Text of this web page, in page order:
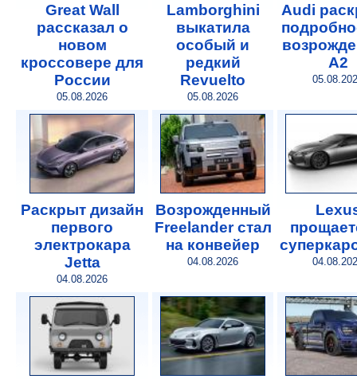
Great Wall
рассказал о
новом
кроссовере для
России
05.08.2026
Lamborghini
выкатила
особый и
редкий
Revuelto
05.08.2026
Audi
A2
Раскрыт дизайн
первого
электрокара
Jetta
04.08.2026
Возрожденный
Freelander стал
на конвейер
04.08.2026